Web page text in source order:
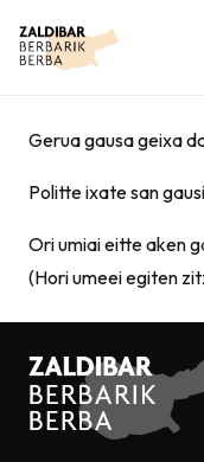
Gerua gausa geixa
Politte ixate san
Ori umiai eitte aken
(Hori umeei egiten